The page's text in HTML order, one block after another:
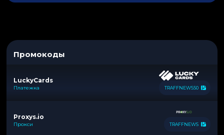
Промокоды
LuckyCards
Платежка TRAFFNEWS50
Proxys.io
Прокси TRAFFNEWS